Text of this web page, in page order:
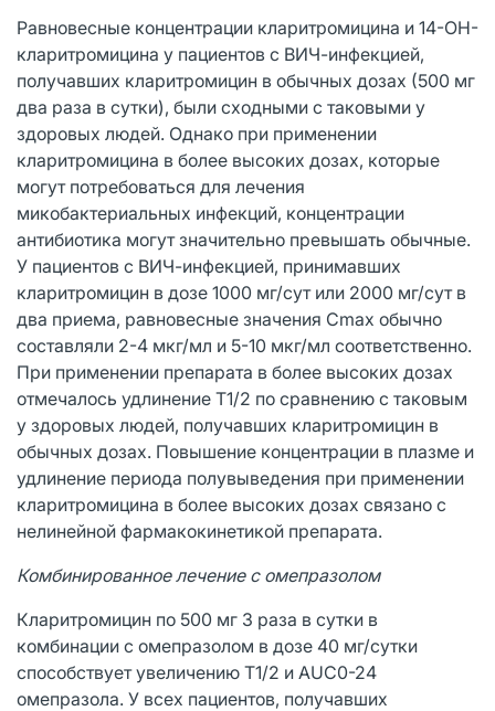
Равновесные концентрации кларитромицина и 14-ОН-
кларитромицина у пациентов с ВИЧ-инфекцией,
получавших кларитромицин в обычных дозах (500 мг
два раза в сутки), были сходными с таковыми у
здоровых людей. Однако при применении
кларитромицина в более высоких дозах, которые
могут потребоваться для лечения
микобактериальных инфекций, концентрации
антибиотика могут значительно превышать обычные.
У пациентов с ВИЧ-инфекцией, принимавших
кларитромицин в дозе 1000 мг/сут или 2000 мг/сут в
два приема, равновесные значения Сmах обычно
составляли 2-4 мкг/мл и 5-10 мкг/мл соответственно.
При применении препарата в более высоких дозах
отмечалось удлинение Т1/2 по сравнению с таковым
у здоровых людей, получавших кларитромицин в
обычных дозах. Повышение концентрации в плазме и
удлинение периода полувыведения при применении
кларитромицина в более высоких дозах связано с
нелинейной фармакокинетикой препарата.
Комбинированное лечение с омепразолом
Кларитромицин по 500 мг 3 раза в сутки в
комбинации с омепразолом в дозе 40 мг/сутки
способствует увеличению Т1/2 и AUC0-24
омепразола. У всех пациентов, получавших